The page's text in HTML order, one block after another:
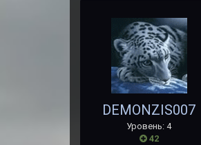
DEMONZIS007
Уровень: 4
42